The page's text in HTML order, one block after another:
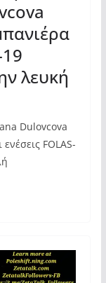
λευκή
Dulovcova
FOLAS-